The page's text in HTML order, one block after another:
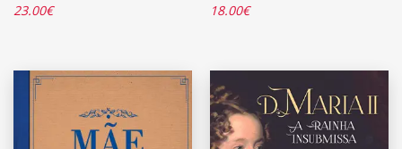
23.00€
18.00€